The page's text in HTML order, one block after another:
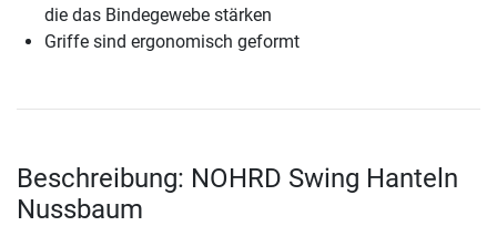
die das Bindegewebe stärken
Griffe sind ergonomisch geformt
Beschreibung: NOHRD Swing Hanteln
Nussbaum